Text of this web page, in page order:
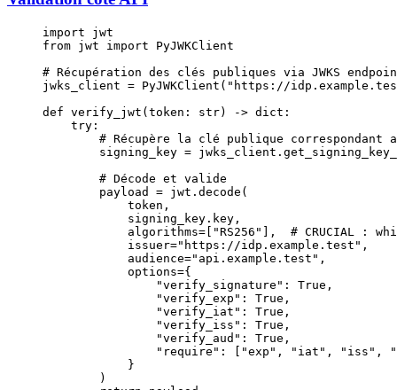
import jwt
from jwt import PyJWKClient
# Récupération des clés publiques via JWKS
jwks_client = PyJWKClient( "https://
def verify_jwt (token: str) -> dict :
    try
:
# Récupère la clé publique correspondant
        signing_key
=
        # Décode et valide
        payload
= jwt.decode(
            token,
            signing_key.key,
            algorithms
= "RS256" ], # CRUCIAL :
            issuer
="https://idp.example.test" ,
            audience
="api.example.test" ,
            options
={
                "verify_signature"
: True ,
                "verify_exp"
: True ,
                "verify_iat"
: True ,
                "verify_iss"
: True ,
                "verify_aud"
: True ,
                "require"
: [ "exp" , "iat" , "iss" ,
            }
        )